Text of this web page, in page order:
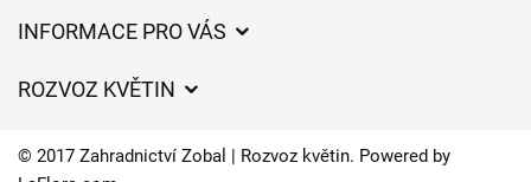
INFORMACE PRO VÁS
Často kladené dotazy
ROZVOZ KVĚTIN
Zahradnické služby
© 2017 Zahradnictví Zobal | Rozvoz květin. Powered by